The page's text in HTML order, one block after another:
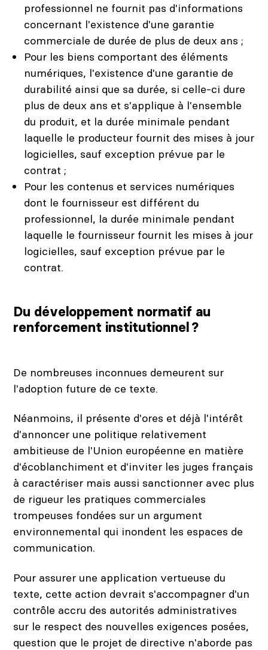
professionnel ne fournit pas d'informations
concernant l'existence d'une garantie
commerciale de durée de plus de deux ans ;
Pour les biens comportant des éléments
numériques, l'existence d'une garantie de
durabilité ainsi que sa durée, si celle-ci dure
plus de deux ans et s'applique à l'ensemble
du produit, et la durée minimale pendant
laquelle le producteur fournit des mises à jour
logicielles, sauf exception prévue par le
contrat ;
Pour les contenus et services numériques
dont le fournisseur est différent du
professionnel, la durée minimale pendant
laquelle le fournisseur fournit les mises à jour
logicielles, sauf exception prévue par le
contrat.
Du développement normatif au
renforcement institutionnel ?
De nombreuses inconnues demeurent sur
l'adoption future de ce texte.
Néanmoins, il présente d'ores et déjà l'intérêt
d'annoncer une politique relativement
ambitieuse de l'Union européenne en matière
d'écoblanchiment et d'inviter les juges français
à caractériser mais aussi sanctionner avec plus
de rigueur les pratiques commerciales
trompeuses fondées sur un argument
environnemental qui inondent les espaces de
communication.
Pour assurer une application vertueuse du
texte, cette action devrait s'accompagner d'un
contrôle accru des autorités administratives
sur le respect des nouvelles exigences posées,
question que le projet de directive n'aborde pas